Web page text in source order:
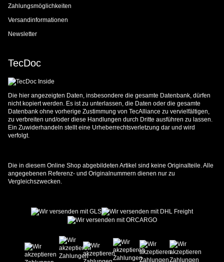
Zahlungsmöglichkeiten
Versandinformationen
Newsletter
TecDoc
Die hier angezeigten Daten, insbesondere die gesamte Datenbank, dürfen
nicht kopiert werden. Es ist zu unterlassen, die Daten oder die gesamte
Datenbank ohne vorherige Zustimmung von TecAlliance zu vervielfältigen,
zu verbreiten und/oder diese Handlungen durch Dritte ausführen zu lassen.
Ein Zuwiderhandeln stellt eine Urheberrechtsverletzung dar und wird
verfolgt.
Die in diesem Online Shop abgebildeten Artikel sind keine Originalteile. Alle
angegebenen Referenz- und Originalnummern dienen nur zu
Vergleichszwecken.